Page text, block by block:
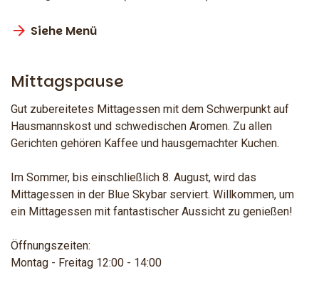
Siehe Menü
Mittagspause
Gut zubereitetes Mittagessen mit dem Schwerpunkt auf
Hausmannskost und schwedischen Aromen. Zu allen
Gerichten gehören Kaffee und hausgemachter Kuchen.
Im Sommer, bis einschließlich 8. August, wird das
Mittagessen in der Blue Skybar serviert. Willkommen, um
ein Mittagessen mit fantastischer Aussicht zu genießen!
Öffnungszeiten:
Montag - Freitag 12:00 - 14:00